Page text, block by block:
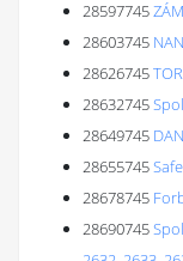
28597745
28603745
28626745
28632745
28649745
28655745
28678745
28690745